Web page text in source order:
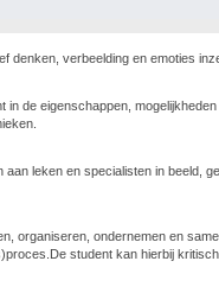
denken, verbeelding en emoties
in de eigenschappen,
aan leken en specialisten in beeld,
organiseren, ondernemen en
student kan hierbij